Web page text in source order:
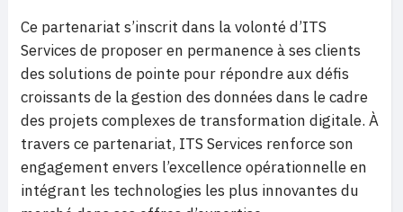
Ce partenariat s’inscrit dans la volonté d’ITS
Services de proposer en permanence à ses clients
des solutions de pointe pour répondre aux défis
croissants de la gestion des données dans le cadre
des projets complexes de transformation digitale. À
travers ce partenariat, ITS Services renforce son
engagement envers l’excellence opérationnelle en
intégrant les technologies les plus innovantes du